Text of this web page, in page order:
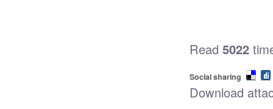
Read5022
Social sharing
Download